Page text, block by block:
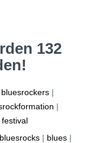
132
bluesrockers|
|
festival
bluesrocks | blues |